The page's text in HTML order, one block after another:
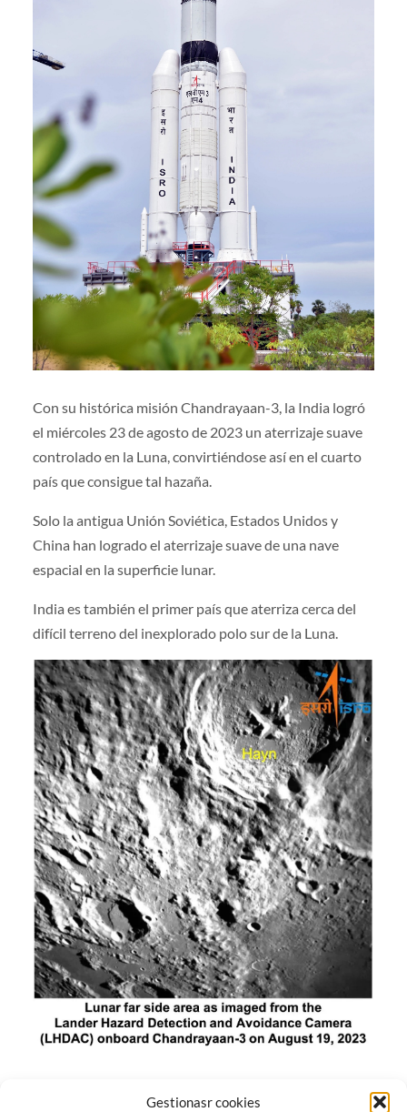
Gestionasr cookies
Con su histórica misión Chandrayaan-3, la India logró
el miércoles 23 de agosto de 2023 un aterrizaje suave
controlado en la Luna, convirtiéndose así en el cuarto
país que consigue tal hazaña.
Solo la antigua Unión Soviética, Estados Unidos y
China han logrado el aterrizaje suave de una nave
espacial en la superficie lunar.
India es también el primer país que aterriza cerca del
difícil terreno del inexplorado polo sur de la Luna.